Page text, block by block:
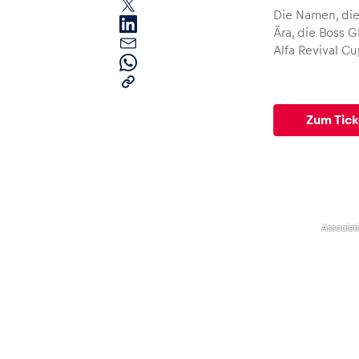
Die Namen,
Ära, die Boss
Alfa Revival
Zum